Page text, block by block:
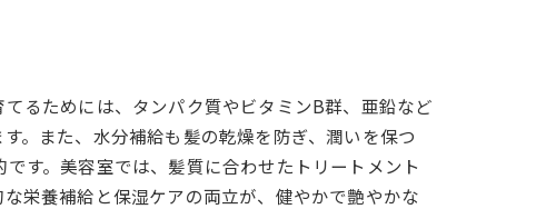
るためには、タンパク質やビタミンB群、亜鉛など
。また、水分補給も髪の乾燥を防ぎ、潤いを保つ
す。美容室では、髪質に合わせたトリートメント
栄養補給と保湿ケアの両立が、健やかで艶やかな